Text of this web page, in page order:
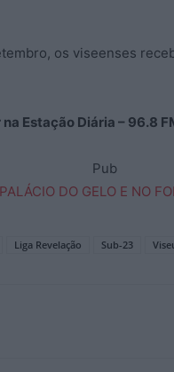
os viseenses
Estação Diária – 96.8
Pub
Liga Revelação Sub-23